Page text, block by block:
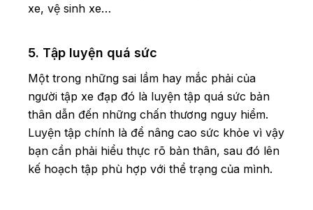
xe, vệ sinh xe…
5. Tập luyện quá sức
Một trong những sai lầm hay mắc phải của
người tập xe đạp đó là luyện tập quá sức bản
thân dẫn đến những chấn thương nguy hiểm.
Luyện tập chính là để nâng cao sức khỏe vì vậy
bạn cần phải hiểu thực rõ bản thân, sau đó lên
kế hoạch tập phù hợp với thể trạng của mình.